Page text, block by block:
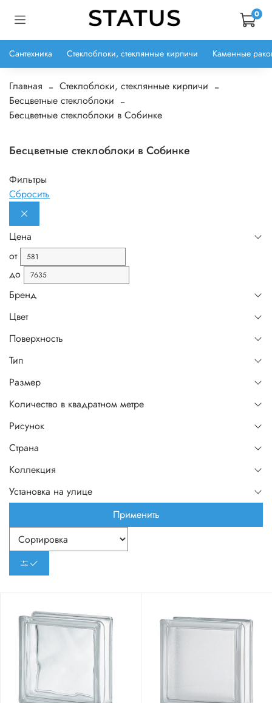
0
Сантехника Стеклоблоки, стеклянные кирпичи Каменные
Главная
Стеклоблоки, стеклянные кирпичи
Бесцветные стеклоблоки
Бесцветные стеклоблоки в Собинке
Бесцветные стеклоблоки в Собинке
Фильтры
Сбросить
Цена
от
до
Бренд
Цвет
Поверхность
Тип
Размер
Количество в квадратном метре
Рисунок
Страна
Коллекция
Установка на улице
Применить